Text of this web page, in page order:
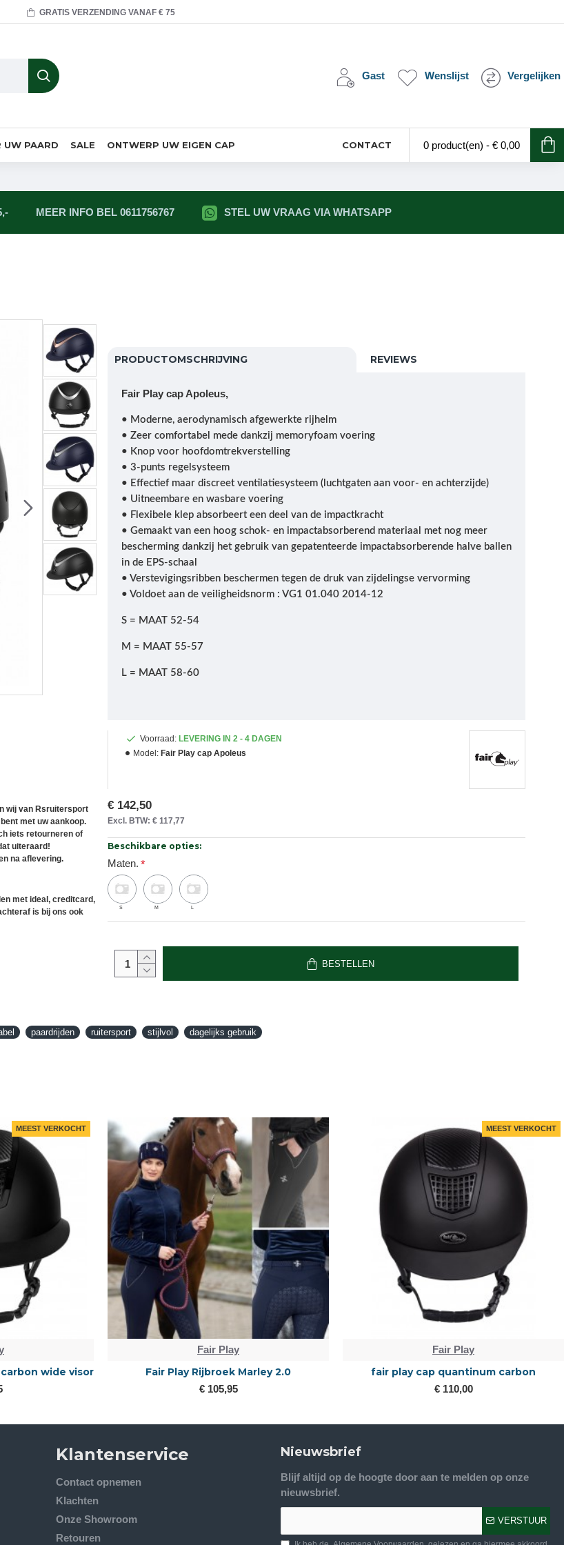
GRATIS VERZENDING VANAF € 75
Gast Wenslijst Vergelijken
UW PAARD SALE ONTWERP UW EIGEN CAP CONTACT 0 product(en) - € 0,00
MEER INFO BEL 0611756767 STEL UW VRAAG VIA WHATSAPP
wij van Rsruitersport
met uw aankoop.
iets retourneren of
uiteraard!
na aflevering.
met ideal, creditcard,
is bij ons ook
PRODUCTOMSCHRIJVING REVIEWS
Fair Play cap Apoleus,
• Moderne, aerodynamisch afgewerkte rijhelm
• Zeer comfortabel mede dankzij memoryfoam voering
• Knop voor hoofdomtrekverstelling
• 3-punts regelsysteem
• Effectief maar discreet ventilatiesysteem (luchtgaten aan voor- en achterzijde)
• Uitneembare en wasbare voering
• Flexibele klep absorbeert een deel van de impactkracht
• Gemaakt van een hoog schok- en impactabsorberend materiaal met nog meer
bescherming dankzij het gebruik van gepatenteerde impactabsorberende halve ballen
in de EPS-schaal
• Verstevigingsribben beschermen tegen de druk van zijdelingse vervorming
• Voldoet aan de veiligheidsnorm : VG1 01.040 2014-12
S = MAAT 52-54
M = MAAT 55-57
L = MAAT 58-60
Voorraad: LEVERING IN 2 - 4 DAGEN
Model: Fair Play cap Apoleus
€ 142,50
Excl. BTW: € 117,77
Beschikbare opties:
Maten.
S M L
BESTELLEN
paardrijden ruitersport stijlvol dagelijks gebruik
MEEST VERKOCHT
wide visor
Fair Play
Fair Play Rijbroek Marley 2.0
€ 105,95
MEEST VERKOCHT
Fair Play
fair play cap quantinum carbon
€ 110,00
Klantenservice
Contact opnemen
Klachten
Onze Showroom
Retouren
Nieuwsbrief
Blijf altijd op de hoogte door aan te melden op onze
nieuwsbrief.
VERSTUUR